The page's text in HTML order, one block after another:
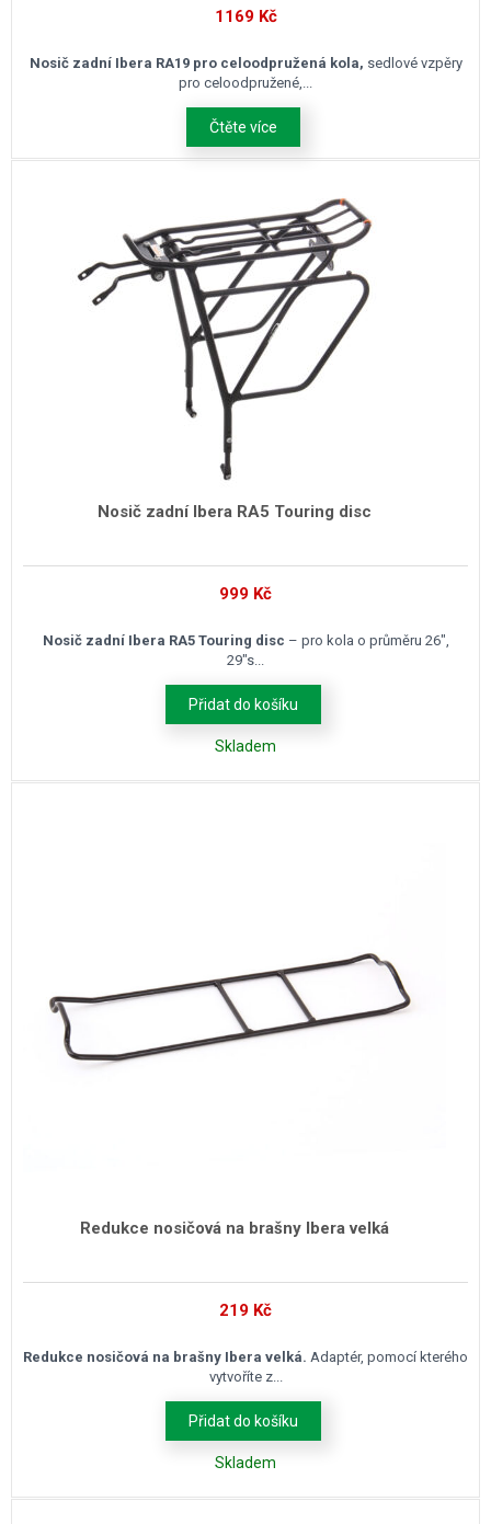
1169 Kč
Nosič zadní Ibera RA19 pro celoodpružená kola, sedlové vzpěry
pro celoodpružené,...
Čtěte více
Nosič zadní Ibera RA5 Touring disc
999 Kč
Nosič zadní Ibera RA5 Touring disc – pro kola o průměru 26″,
29″s...
Přidat do košíku
Skladem
Redukce nosičová na brašny Ibera velká
219 Kč
Redukce nosičová na brašny Ibera velká. Adaptér, pomocí kterého
vytvoříte z...
Přidat do košíku
Skladem